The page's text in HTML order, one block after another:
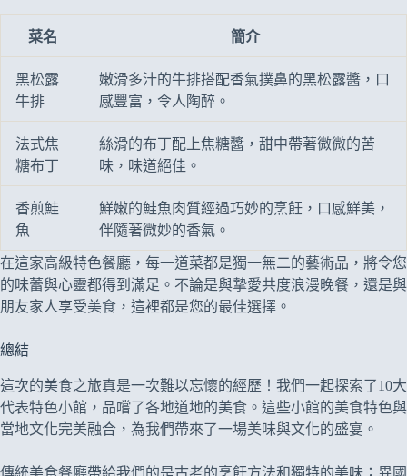
菜名 簡介
黑松露
牛排
嫩滑多汁的牛排搭配香氣撲鼻的黑松露醬，口
感豐富，令人陶醉。
法式焦
糖布丁
絲滑的布丁配上焦糖醬，甜中帶著微微的苦
味，味道絕佳。
香煎鮭
魚
鮮嫩的鮭魚肉質經過巧妙的烹飪，口感鮮美，
伴隨著微妙的香氣。
在這家高級特色餐廳，每一道菜都是獨一無二的藝術品，將令您
的味蕾與心靈都得到滿足。不論是與摯愛共度浪漫晚餐，還是與
朋友家人享受美食，這裡都是您的最佳選擇。
總結
這次的美食之旅真是一次難以忘懷的經歷！我們一起探索了10大
代表特色小館，品嚐了各地道地的美食。這些小館的美食特色與
當地文化完美融合，為我們帶來了一場美味與文化的盛宴。